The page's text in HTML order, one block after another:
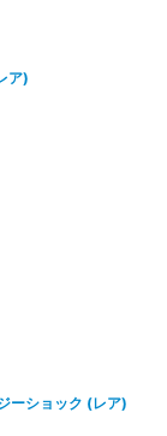
ア)
ーショック (レア)